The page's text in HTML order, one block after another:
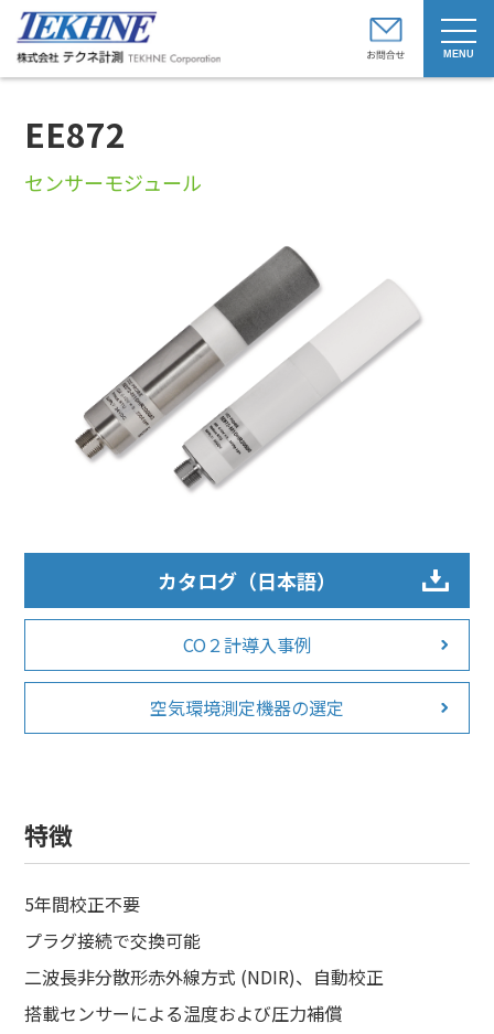
t
o
g
g
EE872
センサーモジュール
カタログ（日本語）
CO２計導入事例
空気環境測定機器の選定
特徴
5年間校正不要
プラグ接続で交換可能
二波長非分散形赤外線方式 (NDIR)、自動校正
搭載センサーによる温度および圧力補償